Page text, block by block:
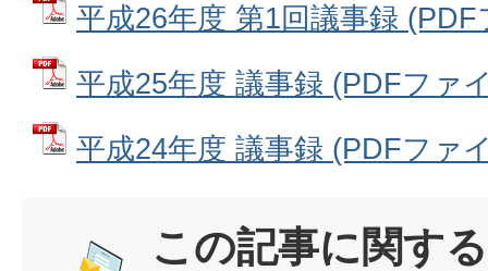
平成26年度 第1回議事録
平成25年度 議事録 (PDFファ
平成24年度 議事録 (PDFファ
この記事に関す